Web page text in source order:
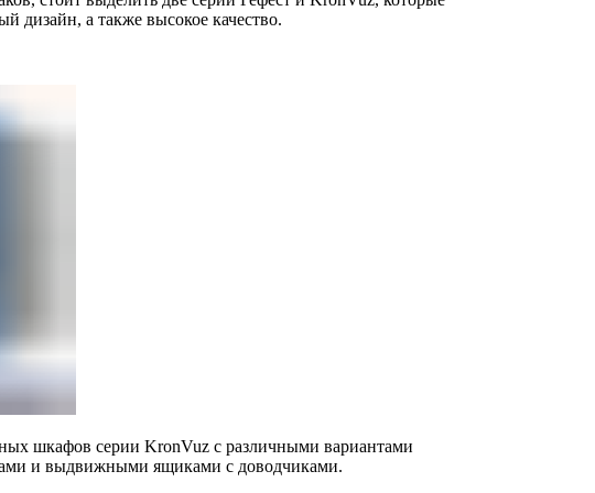
дизайн, а также высокое качество.
шкафов серии KronVuz с различными вариантами
и выдвижными ящиками с доводчиками.